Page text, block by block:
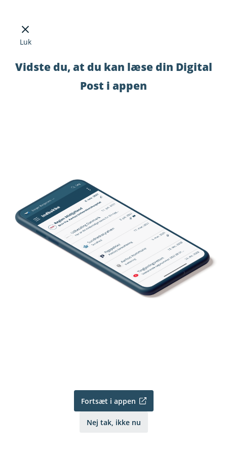
Luk
Vidste du, at du kan læse din Digital
Post i appen
Fortsæt i appen
Nej tak, ikke nu